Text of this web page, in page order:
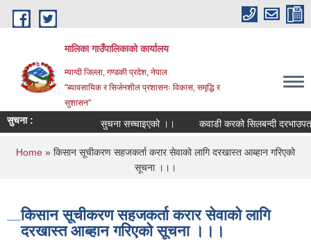
Skip to main content
मालिका गाउँपालिकाको कार्यालय
म्याग्दी जिल्ला, गण्डकी प्रदेश, नेपाल
"ब्यावसायिक र सिर्जनशील प्रशासनः विकास, समृद्धि र
सुशासन"
सुचना : सुचना सच्चाइएको ।। कवाडी करको सिलबन्दी
You are here
Home » किसान सूचीकरण सहजकर्ता करार सेवाको लागि दरखास्त आब्हान गरिएको
सूचना ।।।
किसान सूचीकरण सहजकर्ता करार सेवाको लागि
दरखास्त आब्हान गरिएको सूचना ।।।